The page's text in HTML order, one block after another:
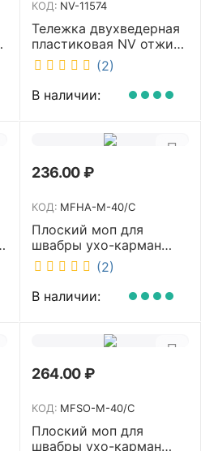
КОД: NV-11574
Тележка двухведерная
пластиковая NV отжим
2х23л NV-11574
(2)
В наличии:
236.00₽
КОД: MFHA-M-40/C
Плоский моп для
швабры ухо-карман
белый 40 см NV MFHA-
M-40/C
(2)
В наличии:
264.00₽
КОД: MFSO-M-40/C
Плоский моп для
швабры ухо-карман